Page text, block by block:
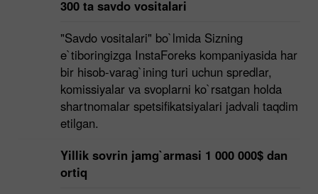
300 ta savdo vositalari
"Savdo vositalari" bo`lmida Sizning
e`tiboringizga InstaForeks kompaniyasida har
bir hisob-varag`ining turi uchun spredlar,
komissiyalar va svoplarni ko`rsatgan holda
shartnomalar spetsifikatsiyalari jadvali taqdim
etilgan.
Yillik sovrin jamg`armasi 1 000 000$ dan
ortiq